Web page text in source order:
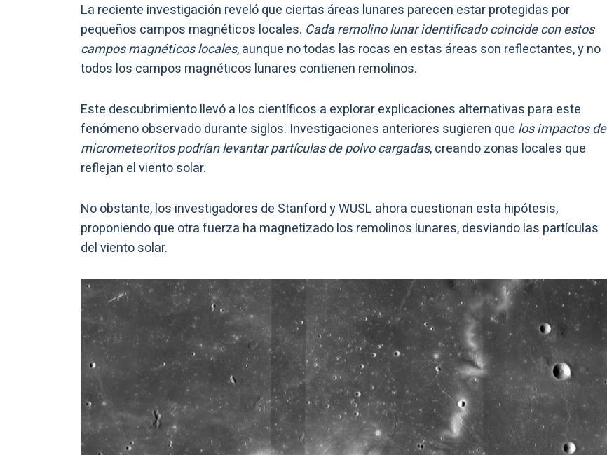
La reciente investigación reveló que ciertas áreas lunares parecen estar protegidas por
pequeños campos magnéticos locales. Cada remolino lunar identificado coincide con estos
campos magnéticos locales, aunque no todas las rocas en estas áreas son reflectantes, y no
todos los campos magnéticos lunares contienen remolinos.
Este descubrimiento llevó a los científicos a explorar explicaciones alternativas para este
fenómeno observado durante siglos. Investigaciones anteriores sugieren que los impactos de
micrometeoritos podrían levantar partículas de polvo cargadas, creando zonas locales que
reflejan el viento solar.
No obstante, los investigadores de Stanford y WUSL ahora cuestionan esta hipótesis,
proponiendo que otra fuerza ha magnetizado los remolinos lunares, desviando las partículas
del viento solar.